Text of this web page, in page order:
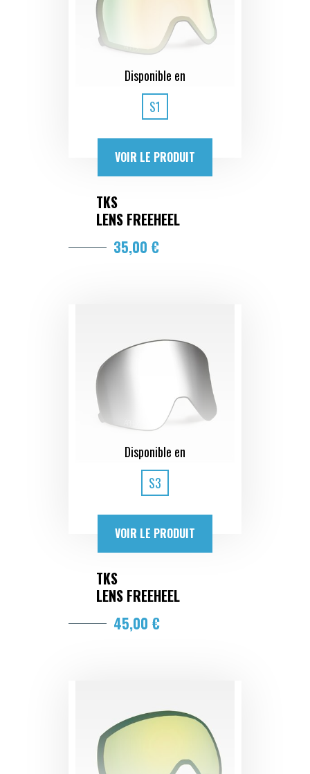
Disponible en
S1
VOIR LE PRODUIT
TKS
LENS FREEHEEL
35,00 €
Disponible en
S3
VOIR LE PRODUIT
TKS
LENS FREEHEEL
45,00 €